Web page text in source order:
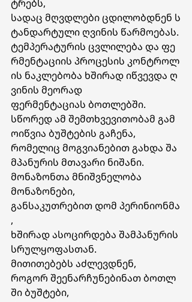
ტრებს,
სადაც მღვდლები ცდილობდნენ ს
ტანდარტული ღვინის წარმოებას.
ტემპერატურის ცვლილება და ფე
რმენტაციის პროცესის კონტროლ
ის ნაკლებობა ხშირად იწვევდა ღ
ვინის მეორად
ფერმენტაციას ბოთლებში.
სწორედ ამ შემთხვევითობამ გამ
ოიწვია ბუშტების გაჩენა,
რომელიც მოგვიანებით გახდა შა
მპანურის მთავარი ნიშანი.
მონაზონთა მნიშვნელობა
მონაზონები,
განსაკუთრებით დომ პერინიონმა
,
ხშირად ასოცირდება შამპანურის
სრულყოფასთან.
მითითებებს აძლევდნენ,
როგორ შეენარჩუნებინათ ბოთლ
ში ბუშტები,